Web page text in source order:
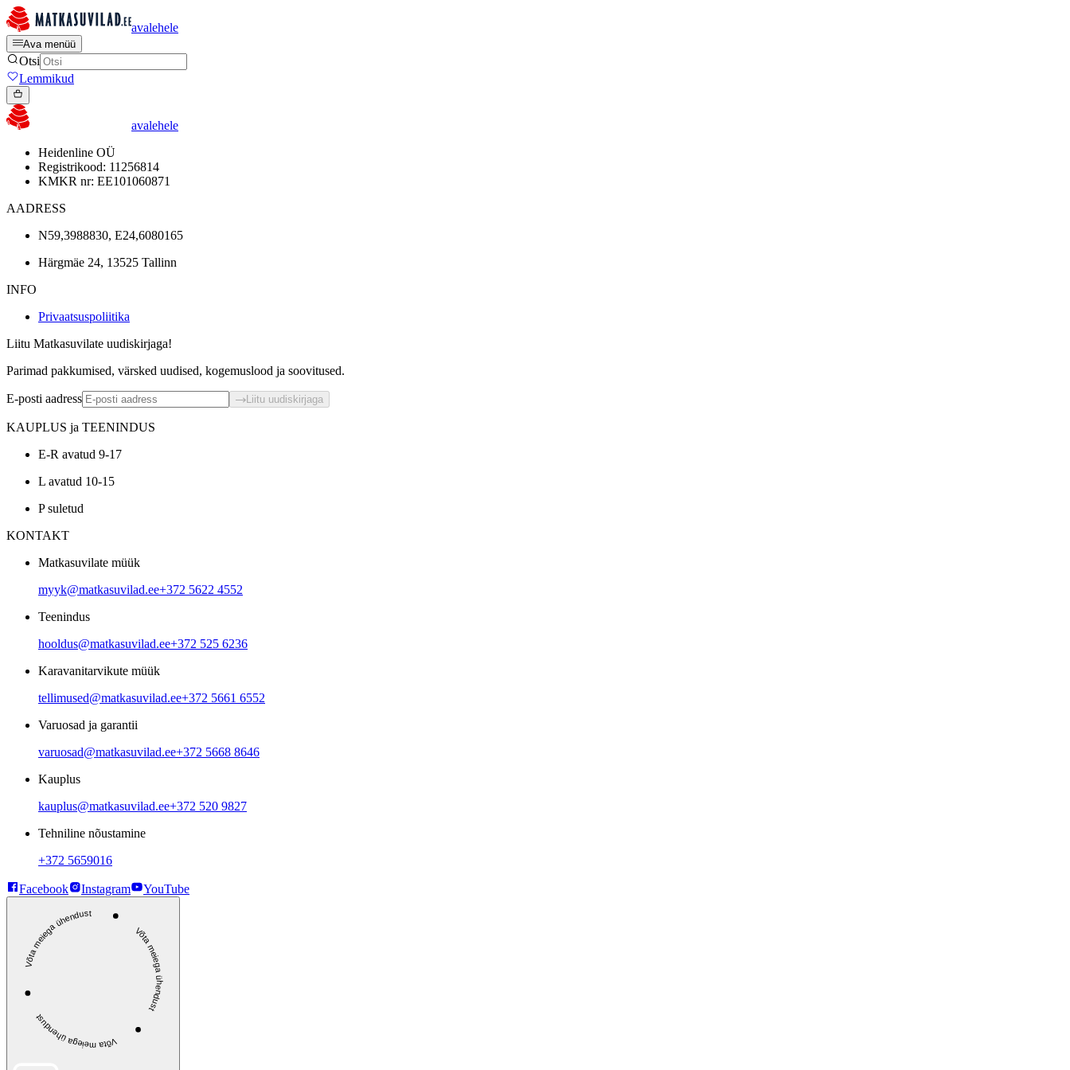
avalehele
Ava menüü
Otsi
Lemmikud
avalehele
Heidenline OÜ
Registrikood: 11256814
KMKR nr: EE101060871
AADRESS
N59,3988830, E24,6080165
Härgmäe 24, 13525 Tallinn
INFO
Privaatsuspoliitika
Liitu Matkasuvilate uudiskirjaga!
Parimad pakkumised, värsked uudised, kogemuslood ja soovitused.
E-posti aadress Liitu uudiskirjaga
KAUPLUS ja TEENINDUS
E-R avatud 9-17
L avatud 10-15
P suletud
KONTAKT
Matkasuvilate müük
myyk@matkasuvilad.ee+372 5622 4552
Teenindus
hooldus@matkasuvilad.ee+372 525 6236
Karavanitarvikute müük
tellimused@matkasuvilad.ee+372 5661 6552
Varuosad ja garantii
varuosad@matkasuvilad.ee+372 5668 8646
Kauplus
kauplus@matkasuvilad.ee+372 520 9827
Tehniline nõustamine
+372 5659016
Facebook Instagram YouTube
Võta meiega ühendust Võta meiega ühendust
Võta meiega ühendust